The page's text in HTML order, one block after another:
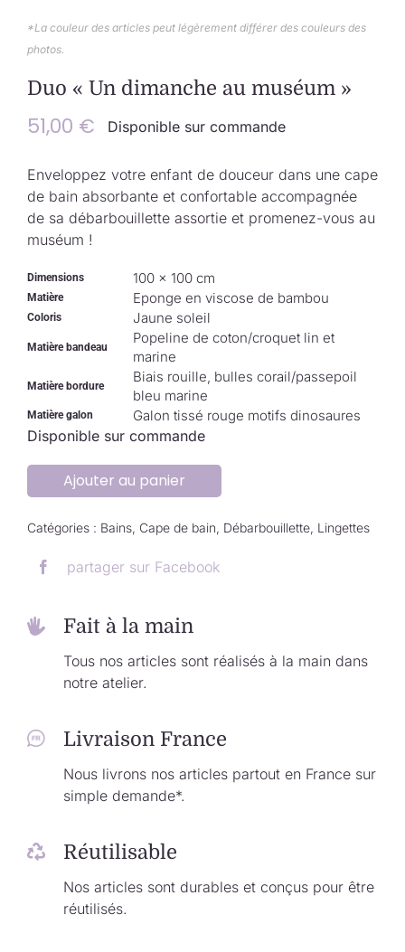
Panier
*La couleur des articles peut légèrement différer des couleurs des
photos.
Duo « Un dimanche au muséum »
51,00 € Disponible sur commande
Enveloppez votre enfant de douceur dans une cape
de bain absorbante et confortable accompagnée
de sa débarbouillette assortie et promenez-vous au
muséum !
Dimensions 100 × 100 cm
Matière Eponge en viscose de bambou
Coloris Jaune soleil
Matière bandeau
Popeline de coton/croquet lin et
marine
Matière bordure
Biais rouille, bulles corail/passepoil
bleu marine
Matière galon Galon tissé rouge motifs dinosaures
Disponible sur commande
Ajouter au panier
Catégories : Bains, Cape de bain, Débarbouillette, Lingettes
partager sur Facebook
Fait à la main
Tous nos articles sont réalisés à la main dans
notre atelier.
Livraison France
Nous livrons nos articles partout en France sur
simple demande*.
Réutilisable
Nos articles sont durables et conçus pour être
réutilisés.